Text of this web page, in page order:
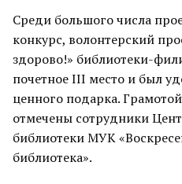
Среди большого числа
конкурс, волонтерский
здорово!» библиотеки-
почетное III место и был
ценного подарка.
отмечены сотрудники
библиотеки МУК
библиотека».